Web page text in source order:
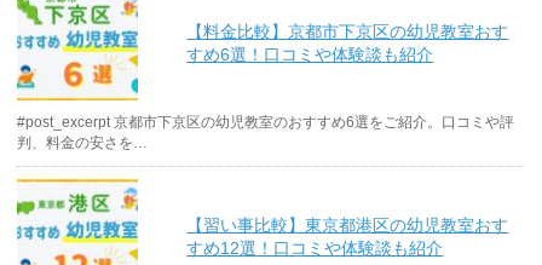
【料金比較】京都市下京区の幼児教室おす
すめ6選！口コミや体験談も紹介
#post_excerpt 京都市下京区の幼児教室のおすすめ6選をご紹介。口コミや評
判、料金の安さを…
【習い事比較】東京都港区の幼児教室おす
すめ12選！口コミや体験談も紹介